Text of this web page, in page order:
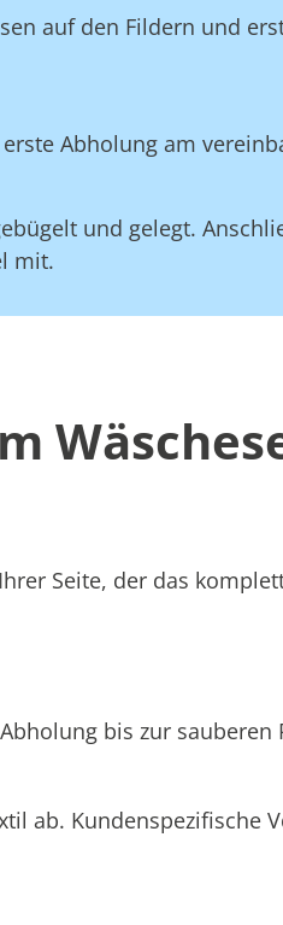
auf den Fildern und
Abholung am
und gelegt.
mit.
Seite, der das
bis zur sauberen
ab. Kundenspezifische